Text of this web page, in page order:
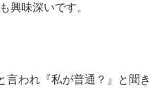
興味深いです。
われ『私が普通？』と聞